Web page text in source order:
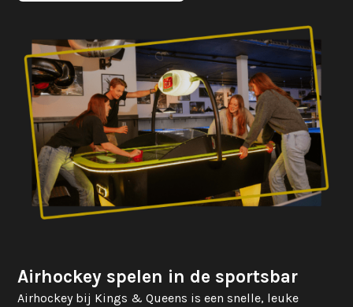
Airhockey spelen in de sportsbar
Airhockey bij Kings & Queens is een snelle, leuke